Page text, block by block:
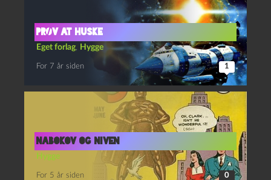
Prøv at huske
Eget forlag, Hygge
For 7 år siden 1
Nabokov og Niven
Hygge
For 5 år siden 0